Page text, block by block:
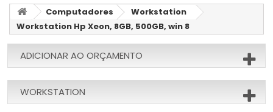
Computadores
Workstation
Workstation Hp Xeon, 8GB, 500GB, win 8
ADICIONAR AO ORÇAMENTO
WORKSTATION